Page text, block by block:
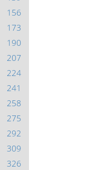
156
173
190
207
224
241
258
275
292
309
326